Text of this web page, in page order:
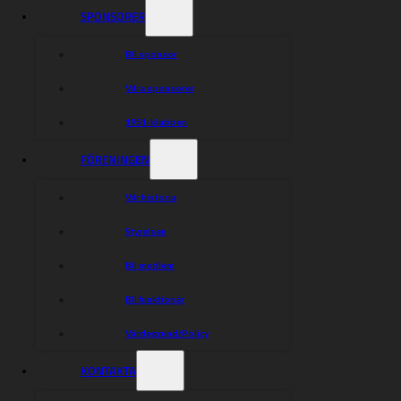
SPONSORER
Bli sponsor
Våra sponsorer
1951-klubben
FÖRENINGEN
Vår historia
Styrelsen
Bli medlem
Bli funktionär
Värdegrund/Policy
KONTAKTA